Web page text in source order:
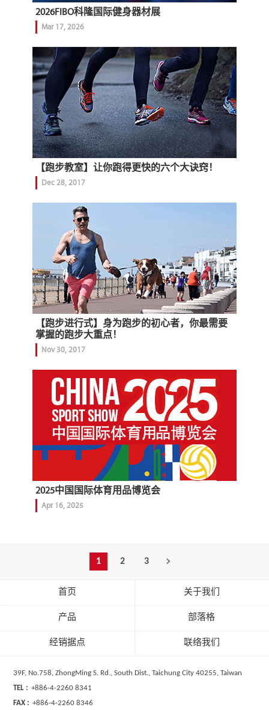
2026FIBO科隆国际健身器材展
Mar 17, 2026
【跑步教室】让你跑得更快的六个大诀窍！
Dec 28, 2017
【跑步进行式】身为跑步的初心者，你最需要
掌握的跑步大重点！
Nov 30, 2017
2025中国国际体育用品博览会
Apr 16, 2025
1 2 3
首页 关于我们
产品 部落格
经销据点 联络我们
39F, No.758, ZhongMing S. Rd., South Dist., Taichung City 40255, Taiwan
TEL : +886-4-2260 8341
FAX : +886-4-2260 8346